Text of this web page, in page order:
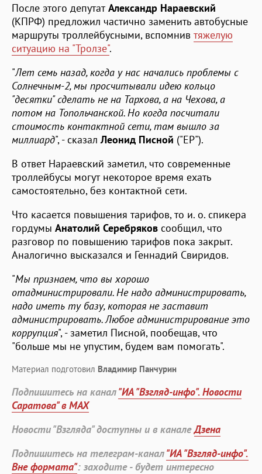
После этого депутатАлександр Нараевский
(КПРФ) предложил частично заменить автобусные
маршруты троллейбусными, вспомнив тяжелую
ситуацию на "Тролзе".
"Лет семь назад, когда у нас начались проблемы с
Солнечным-2, мы просчитывали идею кольцо
"десятки" сделать не на Тархова, а на Чехова, а
потом на Топольчанской. Но когда посчитали
стоимость контактной сети, там вышло за
миллиард", - сказал Леонид Писной ("ЕР").
В ответ Нараевский заметил, что современные
троллейбусы могут некоторое время ехать
самостоятельно, без контактной сети.
Что касается повышения тарифов, то и. о. спикера
гордумы Анатолий Серебряков сообщил, что
разговор по повышению тарифов пока закрыт.
Аналогично высказался и Геннадий Свиридов.
"Мы признаем, что вы хорошо
отадминистрировали. Не надо администрировать,
надо иметь ту базу, которая не заставит
администрировать. Любое администрирование это
коррупция", - заметил Писной, пообещав, что
"больше мы не упустим, будем вам помогать".
Материал подготовил Владимир Панчурин
Подпишитесь на канал"ИА "Взгляд-инфо". Новости
Саратова" в MAX
Новости "Взгляда" доступны и в каналеДзена
Подпишитесь на телеграм-канал"ИА "Взгляд-инфо".
Вне формата": заходите - будет интересно